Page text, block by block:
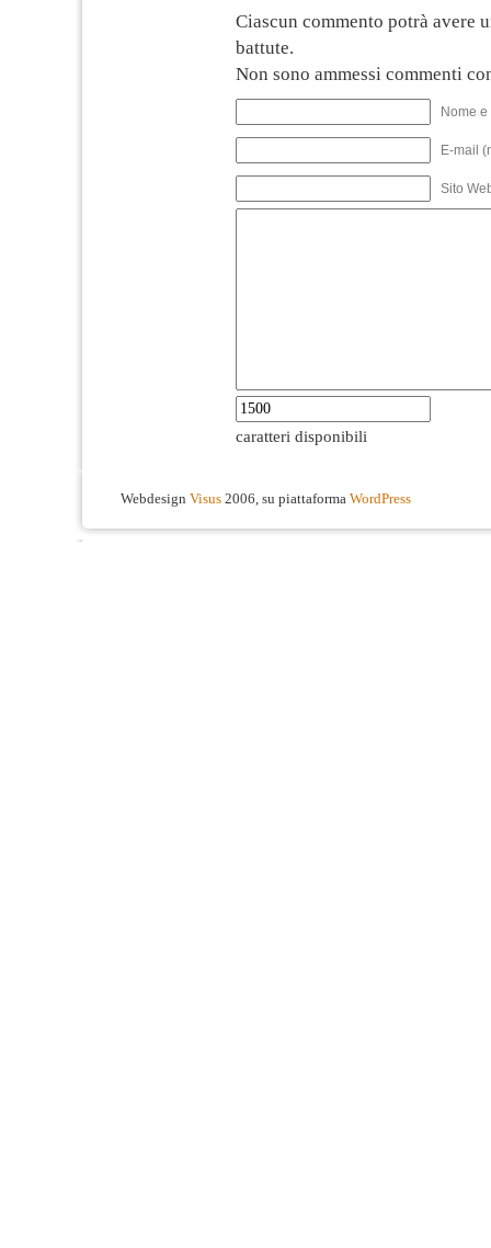
Ciascun commento potrà avere
battute.
Non sono ammessi commenti
Nome
E-mail
Sito
caratteri disponibili
Webdesign Visus 2006, su piattaforma WordPress